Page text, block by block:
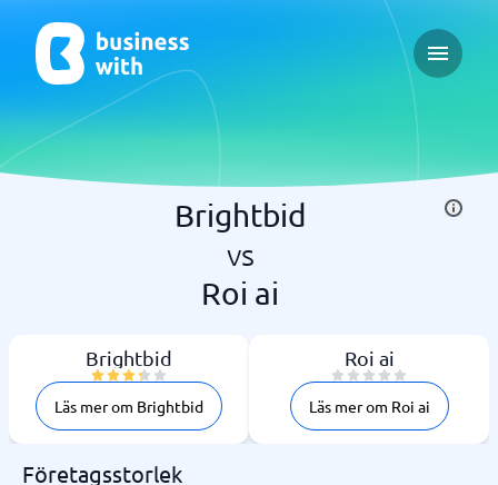
Open
Brightbid
vs
Roi ai
Brightbid
Läs mer om Brightbid
Roi ai
Läs mer om Roi ai
Företagsstorlek